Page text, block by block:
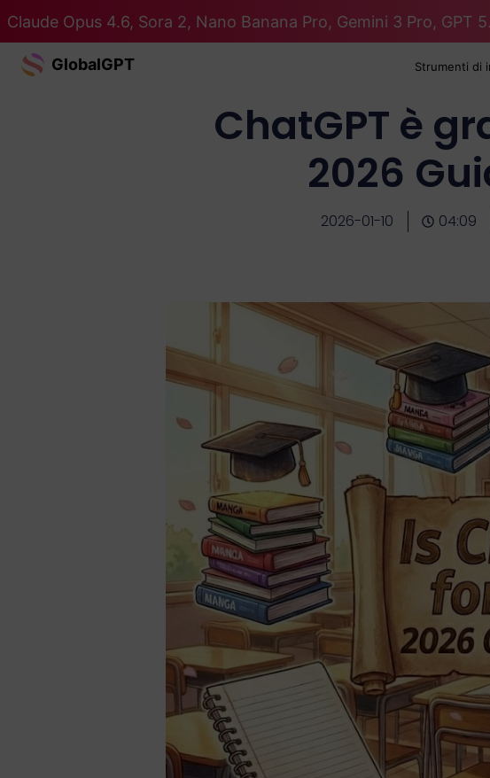
Claude Opus 4.6, Sora 2, Nano Banana Pro, Gemini 3 Pro, GPT
GlobalGPT Strumenti di
ChatGPT è
2026
2026-01-10 04:09